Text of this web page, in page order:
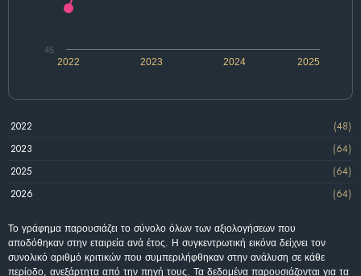
2022 2024
2023 2025
45
2022
(48)
2023
(64)
2025
(64)
2026
(64)
Το γράφημα παρουσιάζει το σύνολο όλων των αξιολογήσεων που
αποδόθηκαν στην εταιρεία ανά έτος. Η συγκεντρωτική εικόνα δείχνει τον
συνολικό αριθμό κριτικών που συμπεριλήφθηκαν στην ανάλυση σε κάθε
περίοδο, ανεξάρτητα από την πηγή τους. Τα δεδομένα παρουσιάζονται για τα